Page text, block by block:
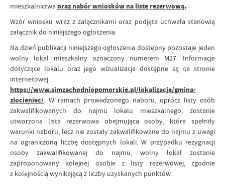
mieszkalnictwa oraz nabór wniosków na listę rezerwową.
Wzór wniosku wraz z załącznikami oraz podjęta uchwała stanowią
załącznik do niniejszego ogłoszenia.
Na dzień publikacji niniejszego ogłoszenia dostępny pozostaje jeden
wolny lokal mieszkalny oznaczony numerem M27. Informacje
dotyczące lokalu oraz jego wizualizacja dostępne są na stronie
internetowej
https://www.simzachodniopomorskie.pl/lokalizacje/gmina-
zlocieniec/. W ramach prowadzonego naboru, oprócz listy osób
zakwalifikowanych do najmu lokalu mieszkalnego, zostanie
utworzona lista rezerwowa obejmująca osoby, które spełniły
warunki naboru, lecz nie zostały zakwalifikowane do najmu z uwagi
na ograniczoną liczbę dostępnych lokali. W przypadku rezygnacji
osoby zakwalifikowanej do najmu, wolny lokal zostanie
zaproponowany kolejnej osobie z listy rezerwowej, zgodnie
z kolejnością wynikającą z liczby uzyskanych punktów.